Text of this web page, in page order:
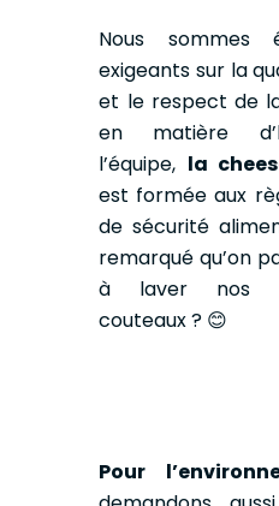
Nous sommes
exigeants sur la
et le respect de
en matière
l’équipe, la
est formée aux
de sécurité
remarqué qu’on
à laver nos
couteaux ? 😊
Pour